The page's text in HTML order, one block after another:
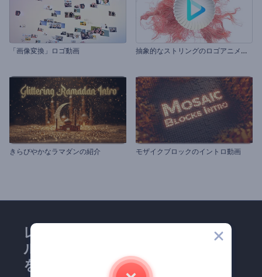
「画像変換」ロゴ動画 抽
象的なストリングのロゴアニメーション
きらびやかなラマダンの紹介 モザイクブロックのイントロ動画
レンダーフォレストのメー
ルマガジンにどうかご登録
を！